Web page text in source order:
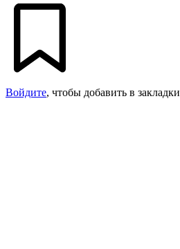
Войдите, чтобы добавить в закладки